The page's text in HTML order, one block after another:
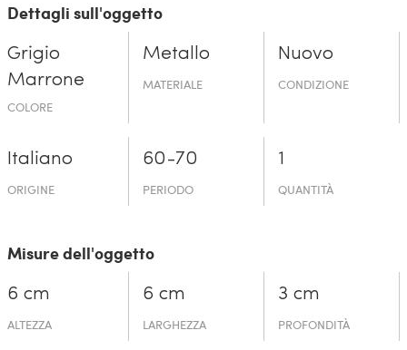
Dettagli sull'oggetto
Grigio
Marrone
COLORE
Metallo
MATERIALE
Nuovo
CONDIZIONE
Italiano
ORIGINE
60-70
PERIODO
1
QUANTITÀ
Misure dell'oggetto
6 cm
ALTEZZA
6 cm
LARGHEZZA
3 cm
PROFONDITÀ